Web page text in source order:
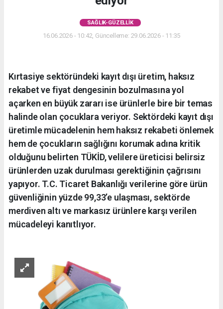
SAĞLIK-GÜZELLIK
16.06.2026 - 10:42, Güncelleme: 29.06.2026 - 11:35
Kırtasiye sektöründeki kayıt dışı üretim, haksız
rekabet ve fiyat dengesinin bozulmasına yol
açarken en büyük zararı ise ürünlerle bire bir temas
halinde olan çocuklara veriyor. Sektördeki kayıt dışı
üretimle mücadelenin hem haksız rekabeti önlemek
hem de çocukların sağlığını korumak adına kritik
olduğunu belirten TÜKİD, velilere üreticisi belirsiz
ürünlerden uzak durulması gerektiğinin çağrısını
yapıyor. T.C. Ticaret Bakanlığı verilerine göre ürün
güvenliğinin yüzde 99,33’e ulaşması, sektörde
merdiven altı ve markasız ürünlere karşı verilen
mücadeleyi kanıtlıyor.